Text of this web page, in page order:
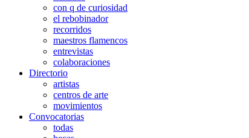
con q de curiosidad
el rebobinador
recorridos
maestros flamencos
entrevistas
colaboraciones
Directorio
artistas
centros de arte
movimientos
Convocatorias
todas